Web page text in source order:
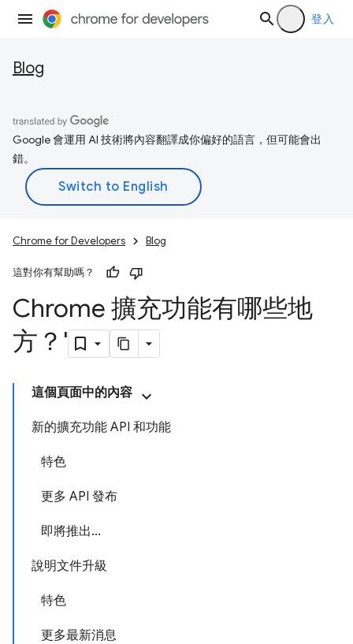
登入
Blog
Google 會運用 AI 技術將內容翻譯成你偏好的語言，但可能會出
錯。
Chrome for Developers Blog
這對你有幫助嗎？
Chrome 擴充功能有哪些地
方？'
這個頁面中的內容
新的擴充功能 API 和功能
特色
更多 API 發布
即將推出...
說明文件升級
特色
更多最新消息